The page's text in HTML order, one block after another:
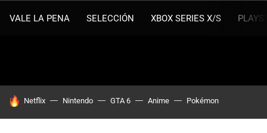
VALE LA PENA SELECCIÓN XBOX SERIES X/S
HOY SE HABLA DE
Netflix Nintendo GTA 6 Anime Pokémon